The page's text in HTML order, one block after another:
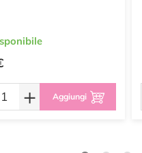
+ Aggiungi